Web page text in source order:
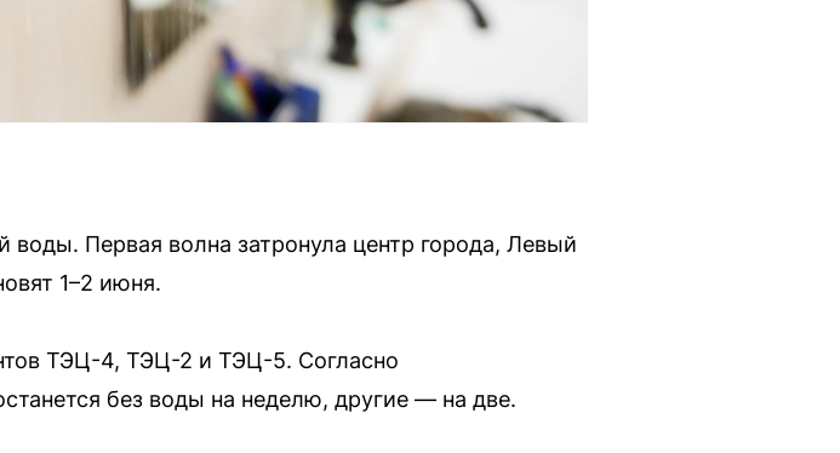
Первая волна затронула центр города, Левый
1–2 июня.
ТЭЦ-4, ТЭЦ-2 и ТЭЦ-5. Согласно
без воды на неделю, другие — на две.